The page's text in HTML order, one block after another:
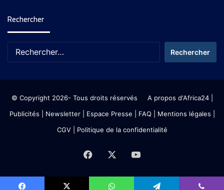
Rechercher
© Copyright 2026- Tous droits réservés A propos d'Africa24|
Publicités
Newsletter| Espace Presse | FAQ | Mentions légales
CGV| Politique de la confidentialité